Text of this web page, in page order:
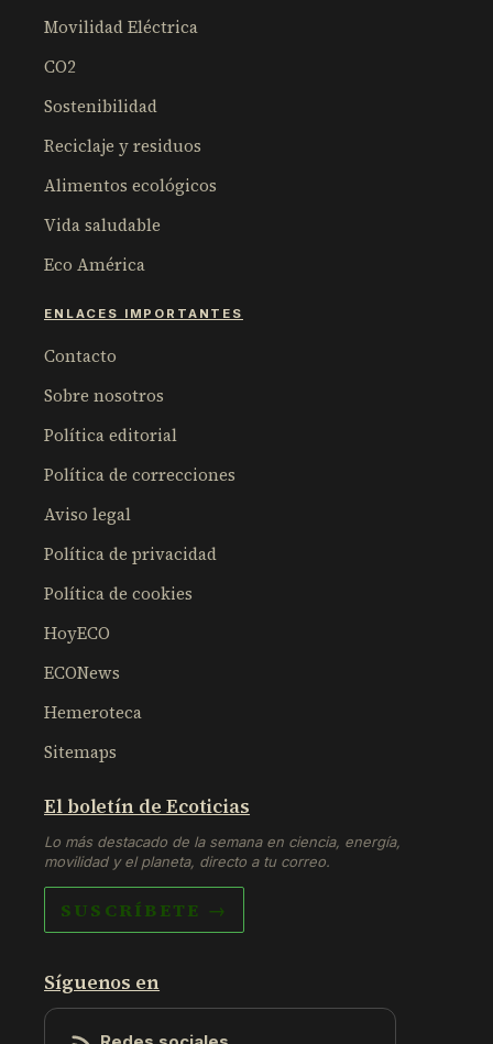
Movilidad Eléctrica
CO2
Sostenibilidad
Reciclaje y residuos
Alimentos ecológicos
Vida saludable
Eco América
ENLACES IMPORTANTES
Contacto
Sobre nosotros
Política editorial
Política de correcciones
Aviso legal
Política de privacidad
Política de cookies
HoyECO
ECONews
Hemeroteca
Sitemaps
El boletín de Ecoticias
Lo más destacado de la semana en ciencia, energía,
movilidad y el planeta, directo a tu correo.
SUSCRÍBETE →
Síguenos en